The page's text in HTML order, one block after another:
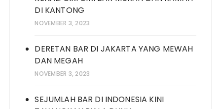
DI KANTONG
NOVEMBER 3, 2023
DERETAN BAR DI JAKARTA YANG MEWAH
DAN MEGAH
NOVEMBER 3, 2023
SEJUMLAH BAR DI INDONESIA KINI